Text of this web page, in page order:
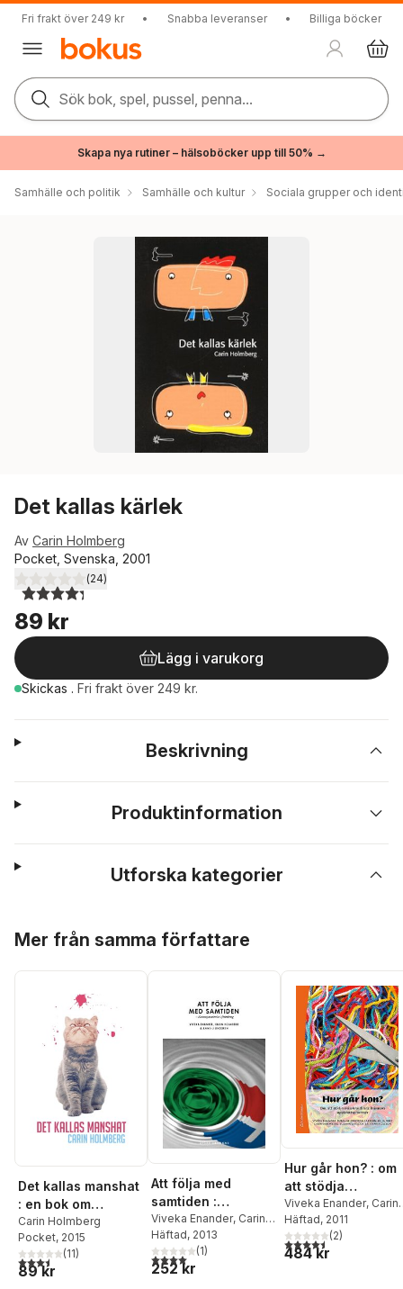
Fri frakt över 249 kr • Snabba leveranser • Billiga böcker
Sök bok, spel, pussel, penna...
Skapa nya rutiner – hälsoböcker upp till 50% →
Samhälle och politik Samhälle och kultur Sociala grupper och
Det kallas kärlek
Av Carin Holmberg
Pocket, Svenska, 2001
4,3utav 5 stjärnor. Totalt antal röster:
(24)
89 kr
Lägg i varukorg
Skickas . Fri frakt över 249 kr.
Beskrivning
Produktinformation
Utforska kategorier
Mer från samma författare
Det kallas manshat
: en bok om
feminism
Carin Holmberg
Pocket, 2015
3,5utav 5 stjärnor. Totalt antal röster:
(11)
89 kr
Att följa med
samtiden :
Kvinnojoursrörelse
i förändring
Viveka Enander, Carin
Holmberg,Anne-Li
Lindgren
Häftad, 2013
4,0utav 5 stjärnor. Totalt antal röster:
(1)
252 kr
Hur går hon? : om
att stödja
misshandlade
kvinnors
Viveka Enander, Carin
Holmberg,Julia Fries
Suzann Larsdotter
Susanne Eriksson
Häftad, 2011
4,5utav 5 stjärnor.
(2)
484 kr